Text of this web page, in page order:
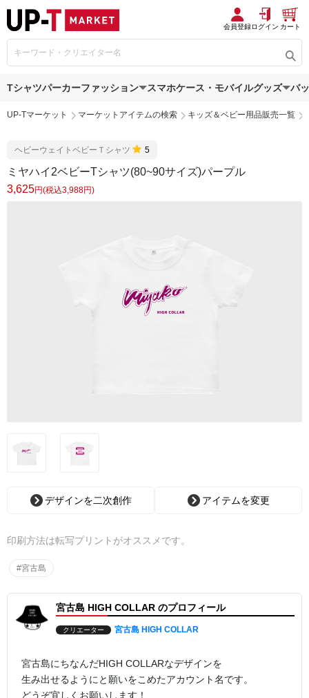
会員登録ログイン カート
Tシャツパーカーファッション スマホケース・モバイルグッズ バ
UP-Tマーケット マーケットアイテムの検索 キッズ＆ベビー用品販売一覧
ヘビーウェイトベビーＴシャツ 5
ミヤハイ2ベビーTシャツ(80~90サイズ)パープル
3,625円(税込3,988円)
デザインを二次創作 アイテムを変更
印刷方法は転写プリントがオススメです。
#宮古島
宮古島 HIGH COLLAR のプロフィール
クリエーター 宮古島 HIGH COLLAR
宮古島にちなんだHIGH COLLARなデザインを
生み出せるようにと願いをこめたアカウント名です。
どうぞ宜しくお願いします！